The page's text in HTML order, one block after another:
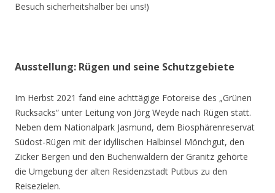
Besuch sicherheitshalber bei uns!)
Ausstellung: Rügen und seine Schutzgebiete
Im Herbst 2021 fand eine achttägige Fotoreise des „Grünen
Rucksacks“ unter Leitung von Jörg Weyde nach Rügen statt.
Neben dem Nationalpark Jasmund, dem Biosphärenreservat
Südost-Rügen mit der idyllischen Halbinsel Mönchgut, den
Zicker Bergen und den Buchenwäldern der Granitz gehörte
die Umgebung der alten Residenzstadt Putbus zu den
Reisezielen.